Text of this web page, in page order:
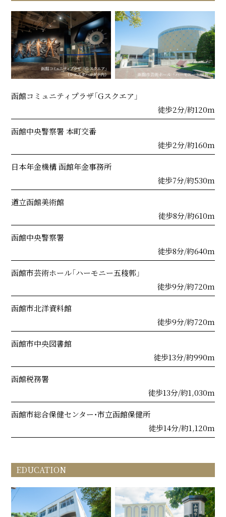
函館コミュニティプラザ「Gスクエア」
徒歩2分/約120m
函館中央警察署 本町交番
徒歩2分/約160m
日本年金機構 函館年金事務所
徒歩7分/約530m
道立函館美術館
徒歩8分/約610m
函館中央警察署
徒歩8分/約640m
函館市芸術ホール「ハーモニー五稜郭」
徒歩9分/約720m
函館市北洋資料館
徒歩9分/約720m
函館市中央図書館
徒歩13分/約990m
函館税務署
徒歩13分/約1,030m
函館市総合保健センター・市立函館保健所
徒歩14分/約1,120m
EDUCATION